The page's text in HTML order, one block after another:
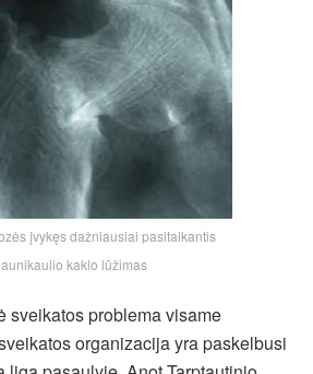
įvykęs dažniausiai pasitaikantis
kaklo lūžimas
sveikatos problema visame
organizacija yra paskelbusi